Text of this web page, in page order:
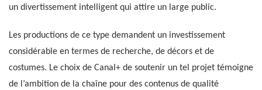
un divertissement intelligent qui attire un large public.
Les productions de ce type demandent un investissement
considérable en termes de recherche, de décors et de
costumes. Le choix de Canal+ de soutenir un tel projet témoigne
de l’ambition de la chaîne pour des contenus de qualité